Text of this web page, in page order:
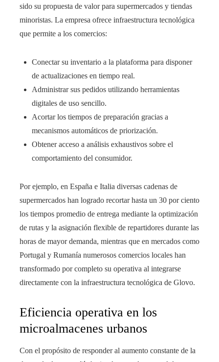
sido su propuesta de valor para supermercados y tiendas
minoristas. La empresa ofrece infraestructura tecnológica
que permite a los comercios:
Conectar su inventario a la plataforma para disponer
de actualizaciones en tiempo real.
Administrar sus pedidos utilizando herramientas
digitales de uso sencillo.
Acortar los tiempos de preparación gracias a
mecanismos automáticos de priorización.
Obtener acceso a análisis exhaustivos sobre el
comportamiento del consumidor.
Por ejemplo, en España e Italia diversas cadenas de
supermercados han logrado recortar hasta un 30 por ciento
los tiempos promedio de entrega mediante la optimización
de rutas y la asignación flexible de repartidores durante las
horas de mayor demanda, mientras que en mercados como
Portugal y Rumanía numerosos comercios locales han
transformado por completo su operativa al integrarse
directamente con la infraestructura tecnológica de Glovo.
Eficiencia operativa en los
microalmacenes urbanos
Con el propósito de responder al aumento constante de la